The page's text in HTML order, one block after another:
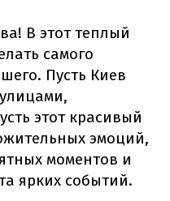
В этот теплый
самого
Пусть Киев
этот красивый
эмоций,
моментов и
ярких событий.